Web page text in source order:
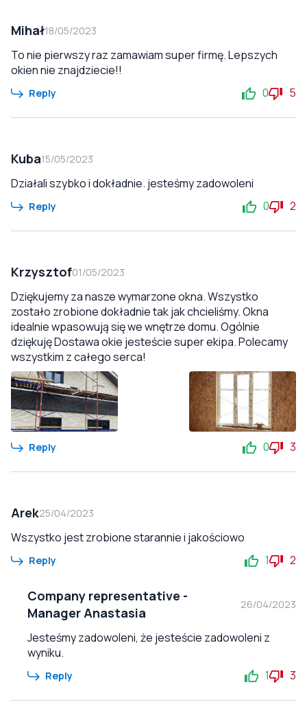
Mihał18/05/2023
To nie pierwszy raz zamawiam super firmę. Lepszych
okien nie znajdziecie!!
Reply 0 5
Kuba15/05/2023
Działali szybko i dokładnie. jesteśmy zadowoleni
Reply 0 2
Krzysztof01/05/2023
Dziękujemy za nasze wymarzone okna. Wszystko
zostało zrobione dokładnie tak jak chcieliśmy. Okna
idealnie wpasowują się we wnętrze domu. Ogólnie
dziękuję Dostawa okie jesteście super ekipa. Polecamy
wszystkim z całego serca!
Reply 0 3
Arek25/04/2023
Wszystko jest zrobione starannie i jakościowo
Reply 1 2
Company representative -
Manager Anastasia
26/04/2023
Jesteśmy zadowoleni, że jesteście zadowoleni z
wyniku.
Reply 1 3